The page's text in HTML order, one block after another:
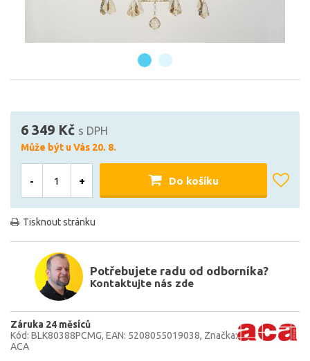
6 349 Kč s DPH
Může být u Vás 20. 8.
- + Do košíku
Tisknout stránku
Potřebujete radu od odborníka?
Kontaktujte nás zde
Záruka 24 měsíců
Kód: BLK80388PCMG EAN: 5208055019038 Značka:
ACA